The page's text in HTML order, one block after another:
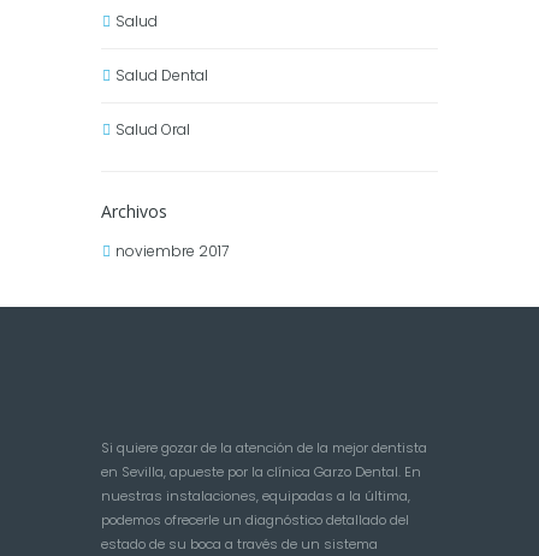
Salud
Salud Dental
Salud Oral
Archivos
noviembre 2017
Si quiere gozar de la atención de la mejor dentista
en Sevilla, apueste por la clínica Garzo Dental. En
nuestras instalaciones, equipadas a la última,
podemos ofrecerle un diagnóstico detallado del
estado de su boca a través de un sistema